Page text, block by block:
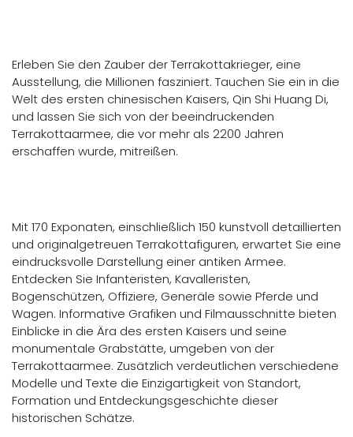
Erleben Sie den Zauber der Terrakottakrieger, eine
Ausstellung, die Millionen fasziniert. Tauchen Sie ein in die
Welt des ersten chinesischen Kaisers, Qin Shi Huang Di,
und lassen Sie sich von der beeindruckenden
Terrakottaarmee, die vor mehr als 2200 Jahren
erschaffen wurde, mitreißen.
Mit 170 Exponaten, einschließlich 150 kunstvoll detaillierten
und originalgetreuen Terrakottafiguren, erwartet Sie eine
eindrucksvolle Darstellung einer antiken Armee.
Entdecken Sie Infanteristen, Kavalleristen,
Bogenschützen, Offiziere, Generäle sowie Pferde und
Wagen. Informative Grafiken und Filmausschnitte bieten
Einblicke in die Ära des ersten Kaisers und seine
monumentale Grabstätte, umgeben von der
Terrakottaarmee. Zusätzlich verdeutlichen verschiedene
Modelle und Texte die Einzigartigkeit von Standort,
Formation und Entdeckungsgeschichte dieser
historischen Schätze.